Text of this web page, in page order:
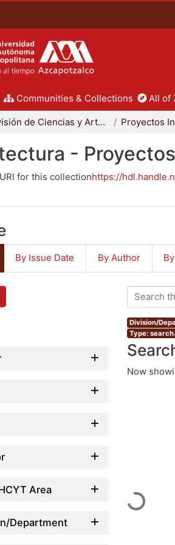
Communities & Collections All of
División de Ciencias y Artes para el Diseño
-
for this collectionhttps://
By Issue Date By Author
Area
Department
Division/
Type:
Now
Loading...